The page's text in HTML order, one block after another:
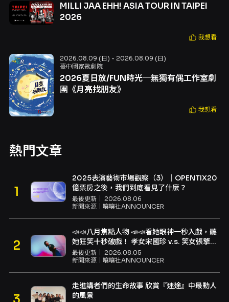
MILLI JAA EHH! ASIA TOUR IN TAIPEI
2026
我想看
2026.08.09 (日) - 2026.08.09 (日)
臺中國家歌劇院
2026夏日放/FUN時光─無獨有偶工作室劇
團《月亮找朋友》
我想看
熱門文章
2025表演藝術市場觀察（3）｜OPENTIX20
億票房之後，我們到底看見了什麼？
最後更新｜ 2026.08.06
新聞來源｜ 嚷嚷社ANNOUNCER
📣📣八月焦點人物 📣📣看她眼神一秒入戲，聽
她狂笑十秒破戲！ 孝女宋國珍 v.s. 笑女張擎
佳：本是同根生，相約壓車別太急
最後更新｜ 2026.08.05
新聞來源｜ 嚷嚷社ANNOUNCER
走進講者們的生命故事 欣賞『迷途』中最動人
的風景